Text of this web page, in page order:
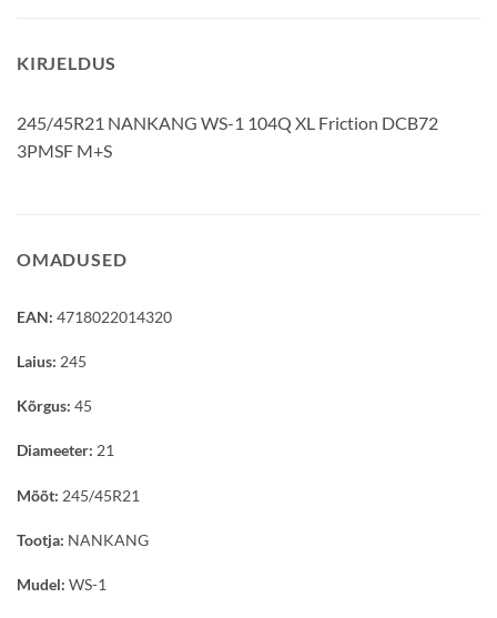
KIRJELDUS
245/45R21 NANKANG WS-1 104Q XL Friction DCB72
3PMSF M+S
OMADUSED
EAN: 4718022014320
Laius: 245
Kõrgus: 45
Diameeter: 21
Mõõt: 245/45R21
Tootja: NANKANG
Mudel: WS-1